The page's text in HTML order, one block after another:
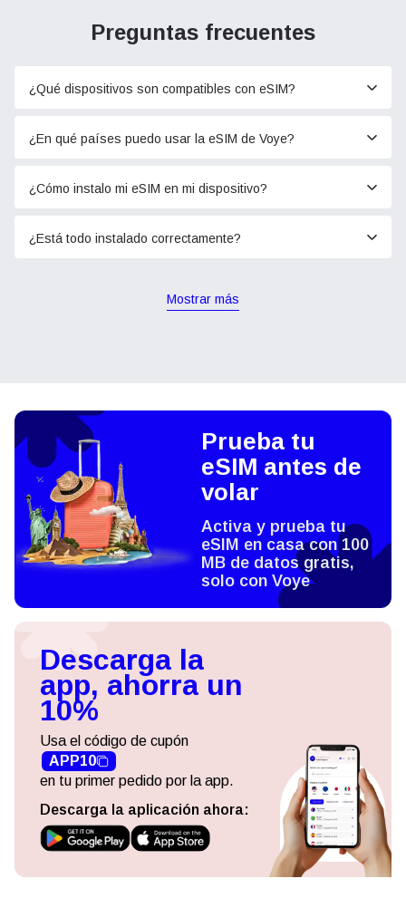
Preguntas frecuentes
¿Qué dispositivos son compatibles con eSIM?
¿En qué países puedo usar la eSIM de Voye?
¿Cómo instalo mi eSIM en mi dispositivo?
¿Está todo instalado correctamente?
Mostrar más
Prueba tu
eSIM antes de
volar
Activa y prueba tu
eSIM en casa con 100
MB de datos gratis,
solo con Voye
Descarga la
app, ahorra un
10%
Usa el código de cupón
APP10
en tu primer pedido por la app.
Descarga la aplicación ahora: